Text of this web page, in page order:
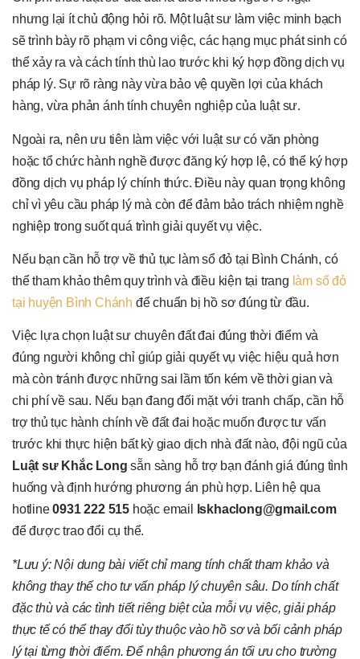
nhưng lại ít chủ động hỏi rõ. Một luật sư làm việc minh bạch
sẽ trình bày rõ phạm vi công việc, các hạng mục phát sinh có
thể xảy ra và cách tính thù lao trước khi ký hợp đồng dịch vụ
pháp lý. Sự rõ ràng này vừa bảo vệ quyền lợi của khách
hàng, vừa phản ánh tính chuyên nghiệp của luật sư.
Ngoài ra, nên ưu tiên làm việc với luật sư có văn phòng
hoặc tổ chức hành nghề được đăng ký hợp lệ, có thể ký hợp
đồng dịch vụ pháp lý chính thức. Điều này quan trọng không
chỉ vì yêu cầu pháp lý mà còn để đảm bảo trách nhiệm nghề
nghiệp trong suốt quá trình giải quyết vụ việc.
Nếu bạn cần hỗ trợ về thủ tục làm sổ đỏ tại Bình Chánh, có
thể tham khảo thêm quy trình và điều kiện tại trang làm sổ đỏ
tại huyện Bình Chánh để chuẩn bị hồ sơ đúng từ đầu.
Việc lựa chọn luật sư chuyên đất đai đúng thời điểm và
đúng người không chỉ giúp giải quyết vụ việc hiệu quả hơn
mà còn tránh được những sai lầm tốn kém về thời gian và
chi phí về sau. Nếu bạn đang đối mặt với tranh chấp, cần hỗ
trợ thủ tục hành chính về đất đai hoặc muốn được tư vấn
trước khi thực hiện bất kỳ giao dịch nhà đất nào, đội ngũ của
Luật sư Khắc Long sẵn sàng hỗ trợ bạn đánh giá đúng tình
huống và định hướng phương án phù hợp. Liên hệ qua
hotline0931 222 515 hoặc email
lskhaclong@gmail.com
để được trao đổi cụ thể.
*Lưu ý: Nội dung bài viết chỉ mang tính chất tham khảo và
không thay thế cho tư vấn pháp lý chuyên sâu. Do tính chất
đặc thù và các tình tiết riêng biệt của mỗi vụ việc, giải pháp
thực tế có thể thay đổi tùy thuộc vào hồ sơ và bối cảnh pháp
lý tại từng thời điểm. Để nhận phương án tối ưu cho trường